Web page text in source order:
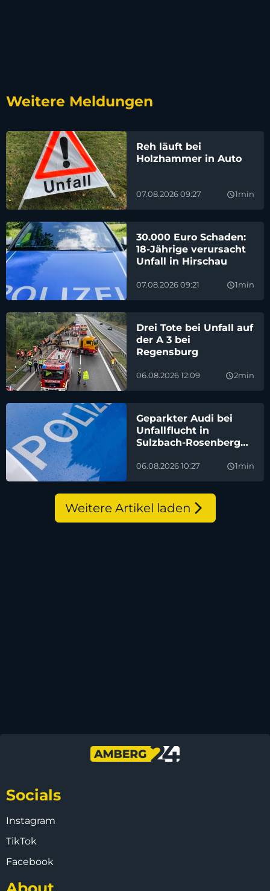
Weitere Meldungen
Reh läuft bei
Holzhammer in Auto
07.08.2026 09:27 query_builder1min
30.000 Euro Schaden:
18-Jährige verursacht
Unfall in Hirschau
07.08.2026 09:21 query_builder1min
Drei Tote bei Unfall auf
der A 3 bei
Regensburg
06.08.2026 12:09 query_builder2min
Geparkter Audi bei
Unfallflucht in
Sulzbach-Rosenberg
06.08.2026 10:27 query_builder1min
Weitere Artikel laden arrow_forward_ios
Socials
Instagram
TikTok
Facebook